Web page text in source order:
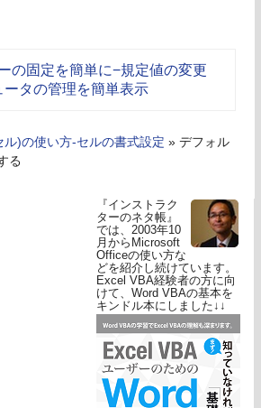
の固定を簡単に−規定値の変更
ータの管理を簡単表示
ル)の使い方-セルの書式設定 » デフォル
る
『インストラク
ターのネタ帳』
では、2003年10
月からMicrosoft
Officeの使い方な
どを紹介し続けています。
Excel VBA経験者の方に向
けて、Word VBAの基本を
キンドル本にしました↓↓